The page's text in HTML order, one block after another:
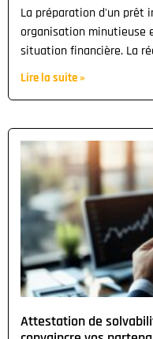
La préparation d'un prêt
organisation minutieuse
situation financière. La
Lire la suite »
Attestation de